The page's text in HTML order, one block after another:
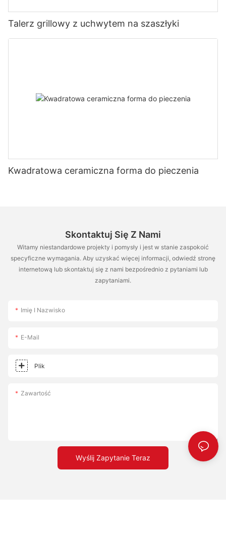
Talerz grillowy z uchwytem na szaszłyki
Kwadratowa ceramiczna forma do pieczenia
Skontaktuj Się Z Nami
Witamy niestandardowe projekty i pomysły i jest w stanie zaspokoić
specyficzne wymagania. Aby uzyskać więcej informacji, odwiedź stronę
internetową lub skontaktuj się z nami bezpośrednio z pytaniami lub
zapytaniami.
Imię I Nazwisko
E-Mail
Plik
Zawartość
Wyślij Zapytanie Teraz